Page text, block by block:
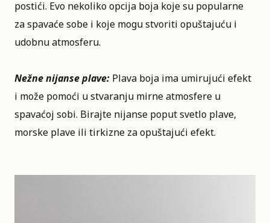
postići. Evo nekoliko opcija boja koje su popularne
za spavaće sobe i koje mogu stvoriti opuštajuću i
udobnu atmosferu.
Nežne nijanse plave: Plava boja ima umirujući efekt
i može pomoći u stvaranju mirne atmosfere u
spavaćoj sobi. Birajte nijanse poput svetlo plave,
morske plave ili tirkizne za opuštajući efekt.